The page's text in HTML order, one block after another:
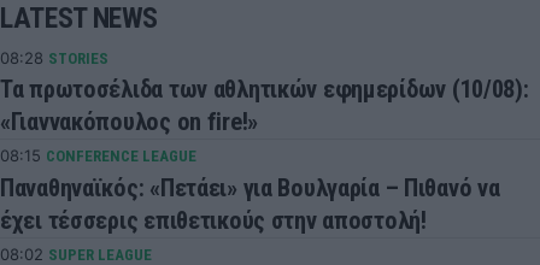
LATEST NEWS
08:28 STORIES
Τα πρωτοσέλιδα των αθλητικών εφημερίδων (10/08):
«Γιαννακόπουλος on fire!»
08:15 CONFERENCE LEAGUE
Παναθηναϊκός: «Πετάει» για Βουλγαρία – Πιθανό να
έχει τέσσερις επιθετικούς στην αποστολή!
08:02 SUPER LEAGUE